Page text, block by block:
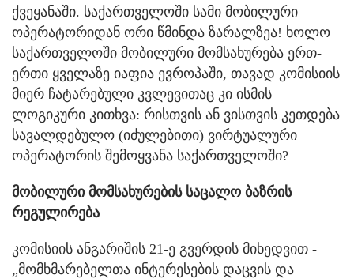
ქვეყანაში. საქართველოში სამი მობილური
ოპერატორიდან ორი წმინდა ზარალზეა! ხოლო
საქართველოში მობილური მომსახურება ერთ-
ერთი ყველაზე იაფია ევროპაში, თავად კომისიის
მიერ ჩატარებული კვლევითაც კი ისმის
ლოგიკური კითხვა: რისთვის ან ვისთვის კეთდება
სავალდებულო (იძულებითი) ვირტუალური
ოპერატორის შემოყვანა საქართველოში?
მობილური მომსახურების საცალო ბაზრის
რეგულირება
კომისიის ანგარიშის 21-ე გვერდის მიხედვით -
„მომხმარებელთა ინტერესების დაცვის და